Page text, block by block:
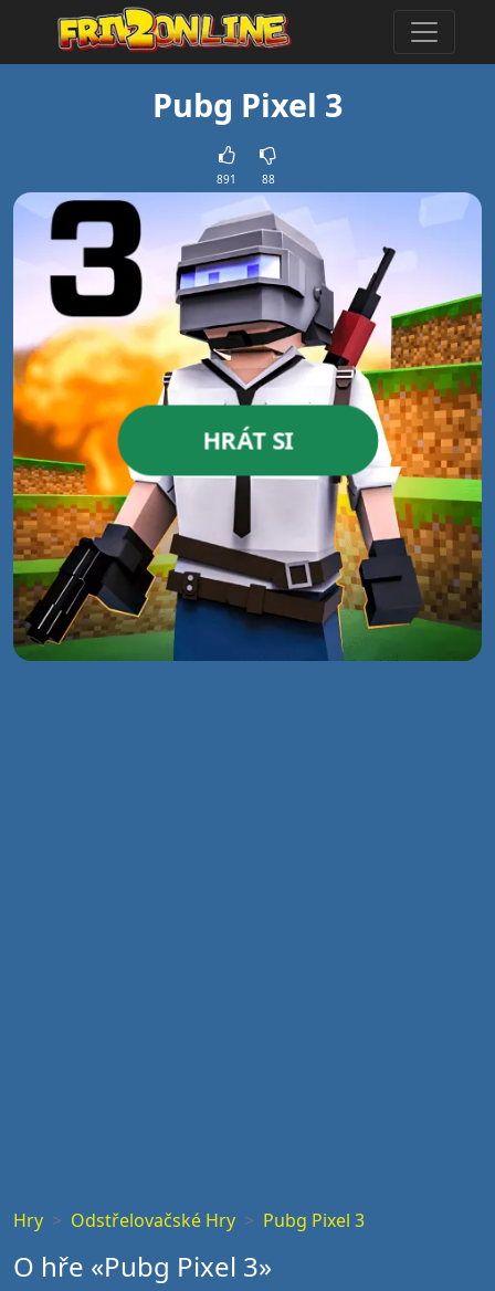
Pubg Pixel 3
891 88
HRÁT SI
Hry Odstřelovačské Hry Pubg Pixel 3
O hře «Pubg Pixel 3»